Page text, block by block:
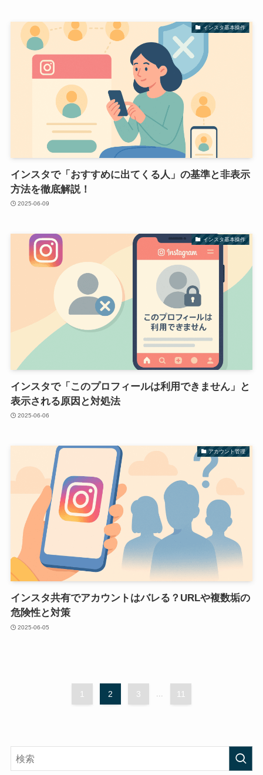
インスタ基本操作
インスタで「おすすめに出てくる人」の基準と非表示
方法を徹底解説！
2025-06-09
インスタ基本操作
インスタで「このプロフィールは利用できません」と
表示される原因と対処法
2025-06-06
アカウント管理
インスタ共有でアカウントはバレる？URLや複数垢の
危険性と対策
2025-06-05
1 2 3 ... 11